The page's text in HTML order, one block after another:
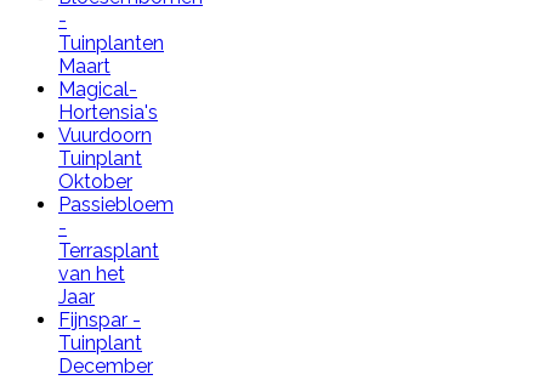
-
Tuinplanten
Maart
Magical-
Hortensia's
Vuurdoorn
Tuinplant
Oktober
Passiebloem
-
Terrasplant
van het
Jaar
Fijnspar -
Tuinplant
December